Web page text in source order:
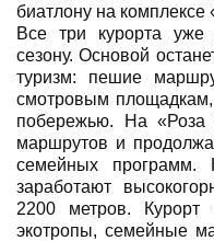
биатлону на комплексе
Все три курорта уже
сезону. Основой
туризм: пешие
смотровым
побережью. На
маршрутов и
семейных программ.
заработают
2200 метров. Курорт
экотропы, семейные